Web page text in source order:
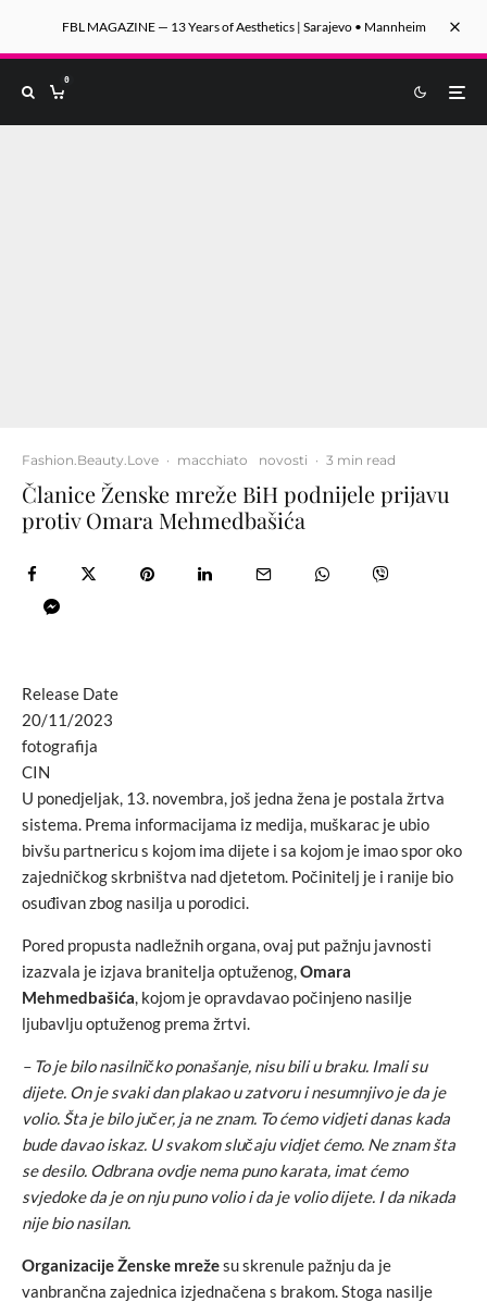
FBL MAGAZINE — 13 Years of Aesthetics | Sarajevo • Mannheim
0
Fashion.Beauty.Love · macchiato novosti · 3 min read
Članice Ženske mreže BiH podnijele prijavu
protiv Omara Mehmedbašića
Release Date
20/11/2023
fotografija
CIN
U ponedjeljak, 13. novembra, još jedna žena je postala žrtva
sistema. Prema informacijama iz medija, muškarac je ubio
bivšu partnericu s kojom ima dijete i sa kojom je imao spor oko
zajedničkog skrbništva nad djetetom. Počinitelj je i ranije bio
osuđivan zbog nasilja u porodici.
Pored propusta nadležnih organa, ovaj put pažnju javnosti
izazvala je izjava branitelja optuženog, Omara
Mehmedbašića , kojom je opravdavao počinjeno nasilje
ljubavlju optuženog prema žrtvi.
– To je bilo nasilničko ponašanje, nisu bili u braku. Imali su
dijete. On je svaki dan plakao u zatvoru i nesumnjivo je da je
volio. Šta je bilo jučer, ja ne znam. To ćemo vidjeti danas kada
bude davao iskaz. U svakom slučaju vidjet ćemo. Ne znam šta
se desilo. Odbrana ovdje nema puno karata, imat ćemo
svjedoke da je on nju puno volio i da je volio dijete. I da nikada
nije bio nasilan.
Organizacije Ženske mrežesu skrenule pažnju da je
vanbrančna zajednica izjednačena s brakom. Stoga nasilje